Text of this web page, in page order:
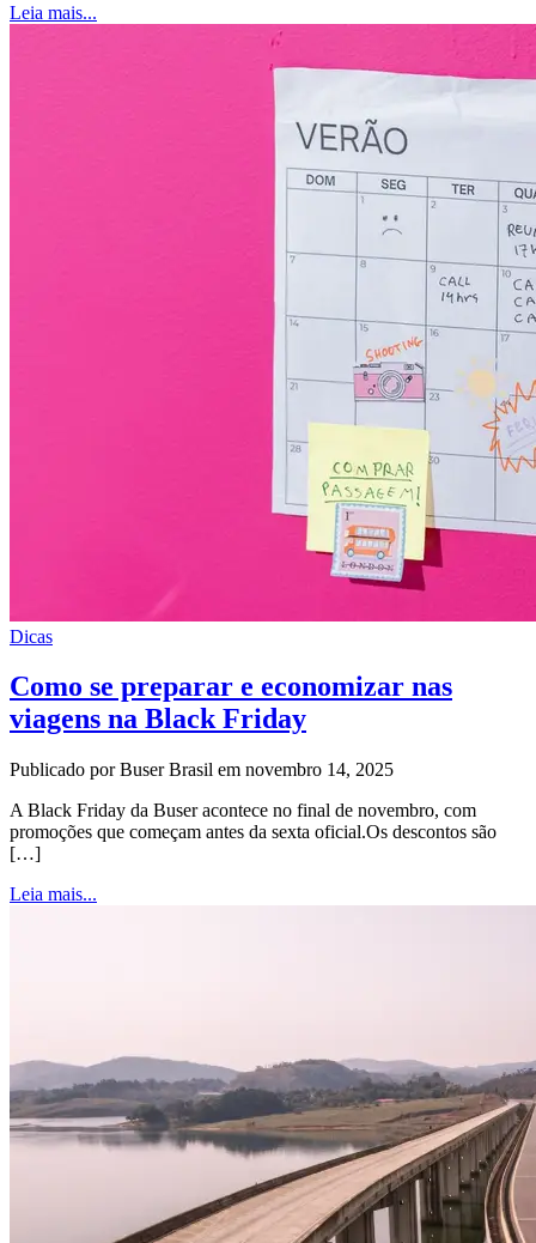
Leia mais...
Dicas
Como se preparar e economizar nas
viagens na Black Friday
Publicado por Buser Brasil em novembro 14, 2025
A Black Friday da Buser acontece no final de novembro, com
promoções que começam antes da sexta oficial.Os descontos são
[…]
Leia mais...